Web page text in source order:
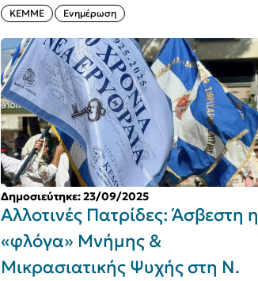
ΚΕΜΜΕ Ενημέρωση
Δημοσιεύτηκε: 23/09/2025
Αλλοτινές Πατρίδες: Άσβεστη η
«φλόγα» Mνήμης &
Μικρασιατικής Ψυχής στη Ν.